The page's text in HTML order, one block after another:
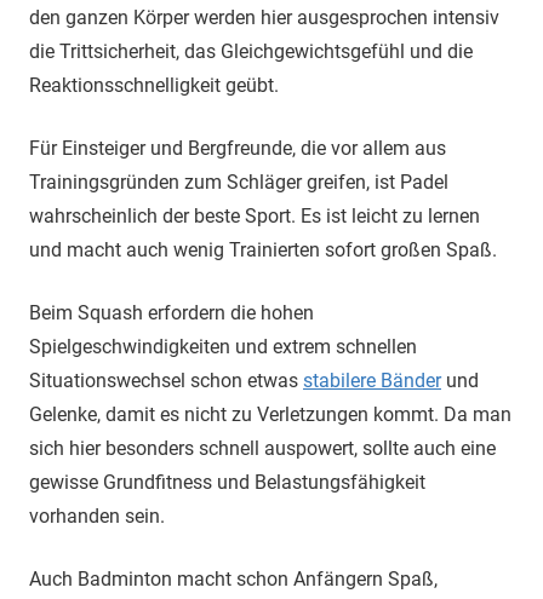
den ganzen Körper werden hier ausgesprochen intensiv
die Trittsicherheit, das Gleichgewichtsgefühl und die
Reaktionsschnelligkeit geübt.
Für Einsteiger und Bergfreunde, die vor allem aus
Trainingsgründen zum Schläger greifen, ist Padel
wahrscheinlich der beste Sport. Es ist leicht zu lernen
und macht auch wenig Trainierten sofort großen Spaß.
Beim Squash erfordern die hohen
Spielgeschwindigkeiten und extrem schnellen
Situationswechsel schon etwas stabilere Bänderund
Gelenke, damit es nicht zu Verletzungen kommt. Da man
sich hier besonders schnell auspowert, sollte auch eine
gewisse Grundfitness und Belastungsfähigkeit
vorhanden sein.
Auch Badminton macht schon Anfängern Spaß,